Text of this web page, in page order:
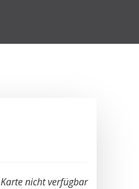
Karte nicht verfügbar